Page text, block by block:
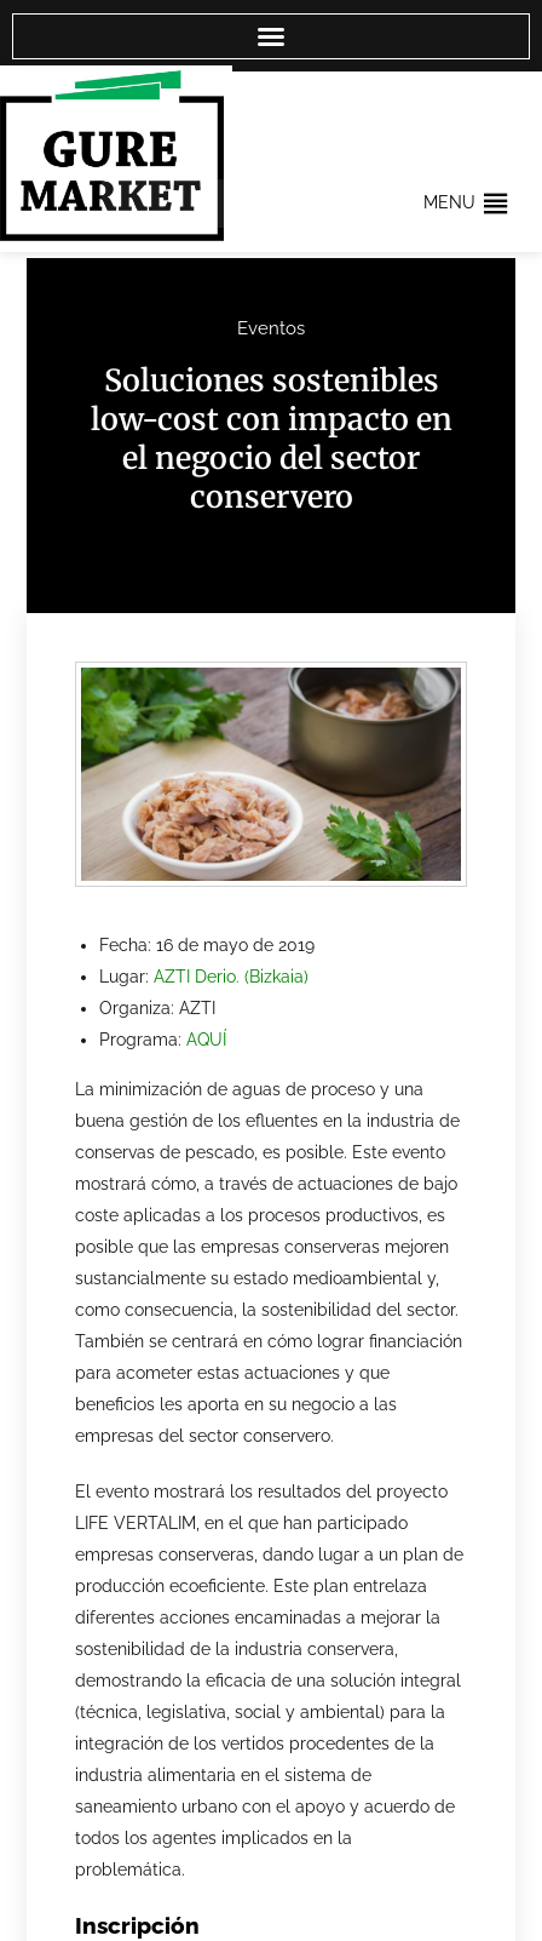
MENU
Eventos
Soluciones sostenibles
low-cost con impacto en
el negocio del sector
conservero
Fecha: 16 de mayo de 2019
Lugar:AZTI Derio. (Bizkaia)
Organiza: AZTI
Programa:AQUÍ
La minimización de aguas de proceso y una
buena gestión de los efluentes en la industria de
conservas de pescado, es posible. Este evento
mostrará cómo, a través de actuaciones de bajo
coste aplicadas a los procesos productivos, es
posible que las empresas conserveras mejoren
sustancialmente su estado medioambiental y,
como consecuencia, la sostenibilidad del sector.
También se centrará en cómo lograr financiación
para acometer estas actuaciones y que
beneficios les aporta en su negocio a las
empresas del sector conservero.
El evento mostrará los resultados del proyecto
LIFE VERTALIM, en el que han participado
empresas conserveras, dando lugar a un plan de
producción ecoeficiente. Este plan entrelaza
diferentes acciones encaminadas a mejorar la
sostenibilidad de la industria conservera,
demostrando la eficacia de una solución integral
(técnica, legislativa, social y ambiental) para la
integración de los vertidos procedentes de la
industria alimentaria en el sistema de
saneamiento urbano con el apoyo y acuerdo de
todos los agentes implicados en la
problemática.
Inscripción